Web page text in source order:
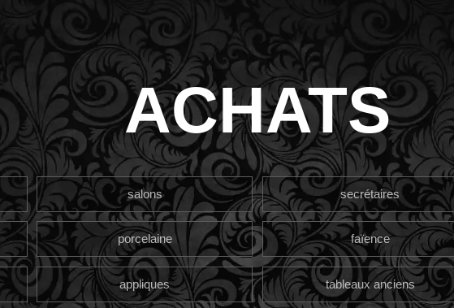
ACHATS
salons secrétaires
porcelaine faïence
appliques tableaux anciens